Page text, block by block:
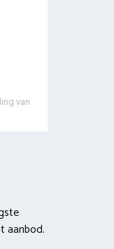
van
aanbod.